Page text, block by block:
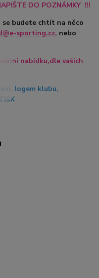
DO POZNÁMKY !!!
se budete chtít na něco
sporting.cz, nebo
nabídku,dle vašich
logem klubu,